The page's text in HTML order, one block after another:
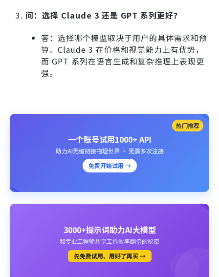
问：选择 Claude 3 还是 GPT 系列更好？
答：选择哪个模型取决于用户的具体需求和预
算。Claude 3 在价格和视觉能力上有优势，
而 GPT 系列在语言生成和复杂推理上表现更
强。
热门推荐
一个账号试用1000+ API
助力AI无缝链接物理世界 · 无需多次注册
免费开始试用 →
3000+提示词助力AI大模型
和专业工程师共享工作效率翻倍的秘密
先免费试用、用好了再买 →